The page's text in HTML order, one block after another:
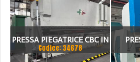
PRESSA PIEGATRICE CBC IN
TANDEM
Codice: 34678